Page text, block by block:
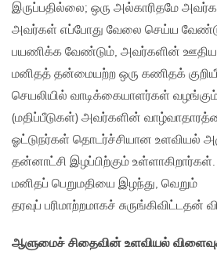
இருப்பதில்லை; ஒரு அல்காரிதமே
அவர்கள் எப்போது வேலை செய்ய
பயணிக்க வேண்டும், அவர்களின்
மனிதத் தன்மையற்ற ஒரு கணிதக்
செயலியில் வாடிக்கையாளர்கள் வழங்கும்
(மதிப்பீடுகள்) அவர்களின்
ஓட்டுநர்கள் தொடர்ச்சியான உளவியல்
தன்னாட்சி இழப்பிற்கும்
மனிதப் பெறுமதியை இழந்து, வெறும்
தரவுப் பரிமாற்றமாகச் சுருங்கிவிட்டதன்
ஆளுமைச் சிதைவின் உளவியல்